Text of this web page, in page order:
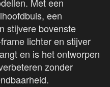
een
stijvere bovenste
lichter en stijver
en is het ontworpen
zonder